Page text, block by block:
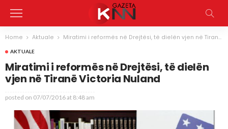
Home Aktuale Miratimi i reformës në Drejtësi, të dielën vjen në Tiranë Victoria Nuland
AKTUALE
Miratimi i reformës në Drejtësi, të dielën
vjen në Tiranë Victoria Nuland
posted on 07/07/2016 at 8:48 am